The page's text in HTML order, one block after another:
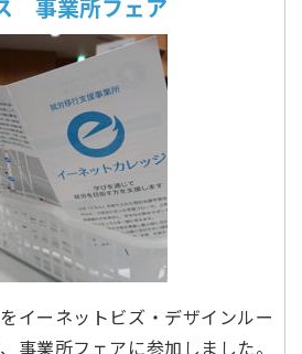
事業所フェア
イーネットビズ・デザインルー
事業所フェアに参加しました。